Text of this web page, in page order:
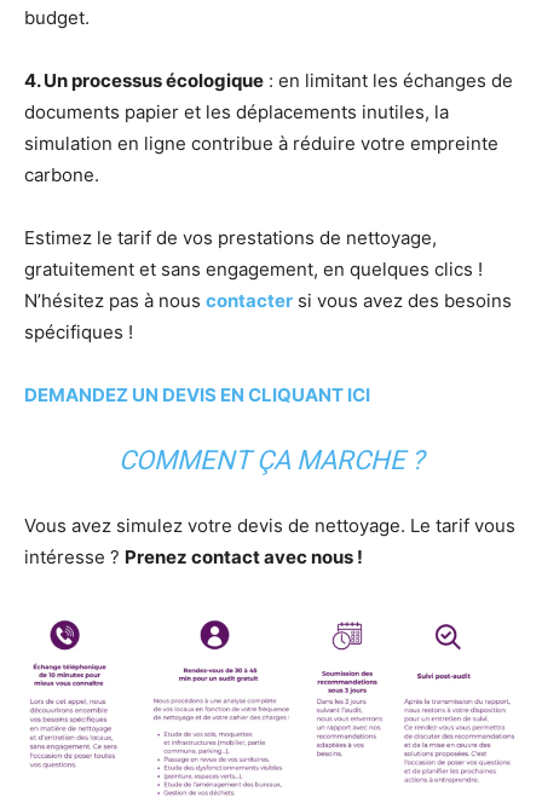
budget.
4. Un processus écologique : en limitant les échanges de
documents papier et les déplacements inutiles, la
simulation en ligne contribue à réduire votre empreinte
carbone.
Estimez le tarif de vos prestations de nettoyage,
gratuitement et sans engagement, en quelques clics !
N’hésitez pas à nous contacter si vous avez des besoins
spécifiques !
DEMANDEZ UN DEVIS EN CLIQUANT ICI
COMMENT ÇA MARCHE ?
Vous avez simulez votre devis de nettoyage. Le tarif vous
intéresse ? Prenez contact avec nous !